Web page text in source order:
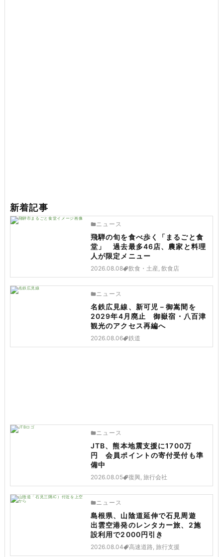
新着記事
ニュース
飛騨の旬を食べ歩く「まるごと食
堂」 過去最多46店、農家と料理
人が限定メニュー
2026.08.08 飲食・土産, 飲食店
ニュース
名鉄広見線、新可児－御嵩間を
2029年4月廃止 御嶽宿・八百津
観光のアクセス再編へ
2026.08.06 鉄道
ニュース
JTB、熊本地震支援に1700万
円 会員ポイントの寄付受付も準
備中
2026.08.05 復興, 旅行会社
ニュース
島根県、山陰道延伸で石見周遊
出雲空港発のレンタカー旅、2施
設利用で2000円引き
2026.08.04 高速道路, 旅行支援